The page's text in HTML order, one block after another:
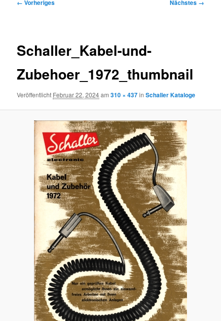
← Vorheriges Nächstes →
Schaller_Kabel-und-
Zubehoer_1972_thumbnail
Veröffentlicht Februar 22, 2024am310 × 437inSchaller Kataloge